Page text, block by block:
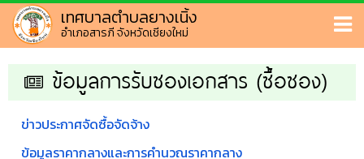
เทศบาลตำบลยางเนิ้ง
อำเภอสารภี จังหวัดเชียงใหม่
ข้อมูลการรับซองเอกสาร (ซื้อซอง)
ข่าวประกาศจัดซื้อจัดจ้าง
ข้อมูลราคากลางและการคำนวณราคากลาง